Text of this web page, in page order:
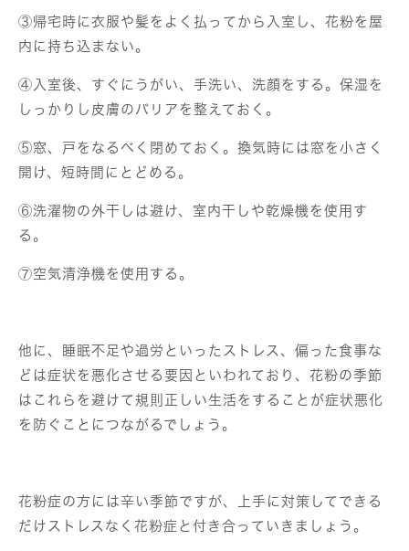
③帰宅時に衣服や髪をよく払ってから入室し、花粉を屋
内に持ち込まない。
④入室後、すぐにうがい、手洗い、洗顔をする。保湿を
しっかりし皮膚のバリアを整えておく。
⑤窓、戸をなるべく閉めておく。換気時には窓を小さく
開け、短時間にとどめる。
⑥洗濯物の外干しは避け、室内干しや乾燥機を使用す
る。
⑦空気清浄機を使用する。
他に、睡眠不足や過労といったストレス、偏った食事な
どは症状を悪化させる要因といわれており、花粉の季節
はこれらを避けて規則正しい生活をすることが症状悪化
を防ぐことにつながるでしょう。
花粉症の方には辛い季節ですが、上手に対策してできる
だけストレスなく花粉症と付き合っていきましょう。